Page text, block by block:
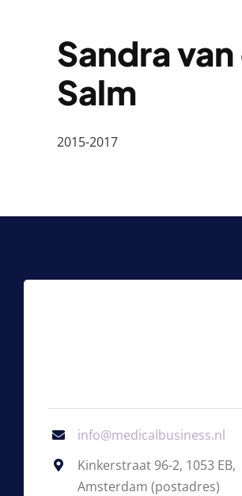
Sandra
Salm
2015-2017
info@medicalbusiness.nl
Kinkerstraat 96-2, 1053 EB,
Amsterdam (postadres)